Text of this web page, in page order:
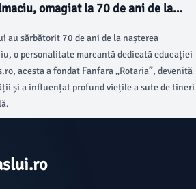
omagiat la 70 de ani de la
au sărbătorit 70 de ani de la nașterea
o personalitate marcantă dedicată educației
acesta a fondat Fanfara „Rotaria”, devenită
și a influențat profund viețile a sute de tineri